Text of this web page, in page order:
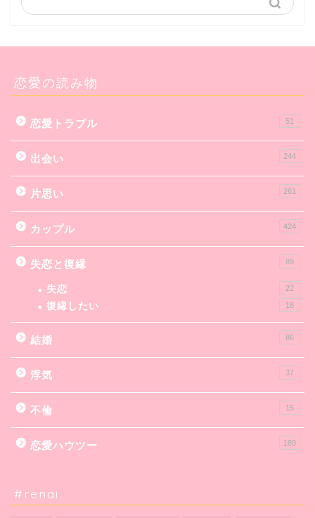
恋愛の読み物
恋愛トラブル 51
出会い 244
片思い 261
カップル 424
失恋と復縁 89
失恋 22
復縁したい 18
結婚 86
浮気 37
不倫 15
恋愛ハウツー 189
#renai